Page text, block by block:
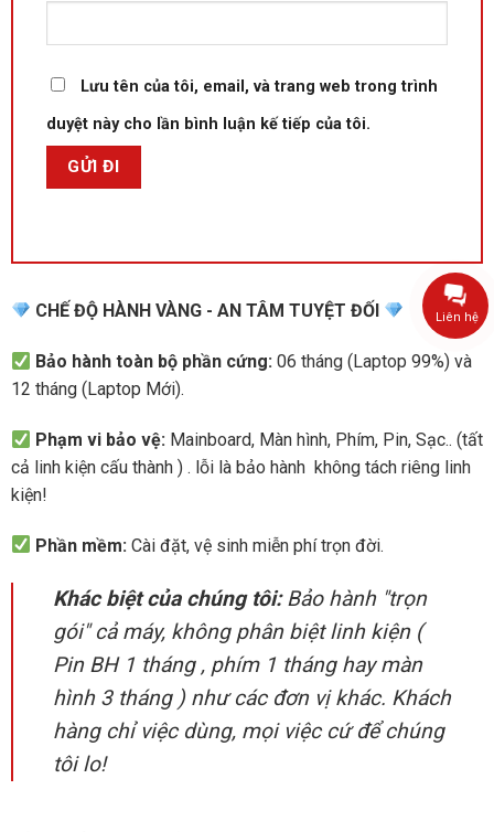
Lưu tên của tôi, email, và trang web trong trình
duyệt này cho lần bình luận kế tiếp của tôi.
CHẾ ĐỘ HÀNH VÀNG - AN TÂM TUYỆT ĐỐI
Bảo hành toàn bộ phần cứng: 06 tháng (Laptop 99%) và
12 tháng (Laptop Mới).
Phạm vi bảo vệ: Mainboard, Màn hình, Phím, Pin, Sạc.. (tất
cả linh kiện cấu thành ) . lỗi là bảo hành không tách riêng linh
kiện!
Phần mềm: Cài đặt, vệ sinh miễn phí trọn đời.
Khác biệt của chúng tôi:Bảo hành "trọn
gói" cả máy, không phân biệt linh kiện (
Pin BH 1 tháng , phím 1 tháng hay màn
hình 3 tháng ) như các đơn vị khác. Khách
hàng chỉ việc dùng, mọi việc cứ để chúng
tôi lo!
Liên hệ